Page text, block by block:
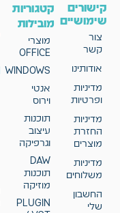
קישורים
שימושיים
צור
קשר
אודותינו
מדיניות
ופרטיות
מדיניות
החזרת
מוצרים
מדיניות
משלוחים
החשבון
שלי
קטגוריות
מובילות
מוצרי
OFFICE
WINDOWS
אנטי
וירוס
תוכנות
עיצוב
וגרפיקה
DAW
תוכנות
מוזיקה
PLUGIN